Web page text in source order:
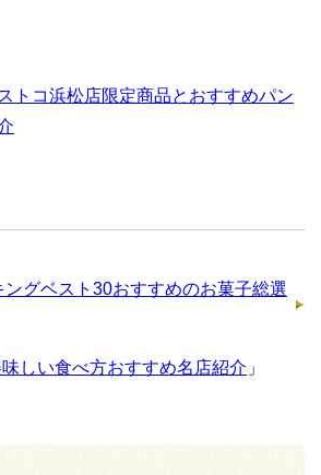
トコ浜松店限定商品とおすすめパン
グベスト30おすすめのお菓子総選
しい食べ方おすすめ名店紹介 」